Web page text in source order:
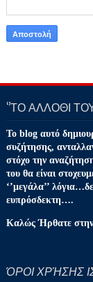
‘’ΤΟ ΑΛΛΟΘΙ
Το blog αυτό
συζήτησης,
στόχο την
του θα είναι
‘’μεγάλα’’
ευπρόσδεκτη….
Καλώς Ήρθατε
ΌΡΟΙ ΧΡΉΣΗΣ